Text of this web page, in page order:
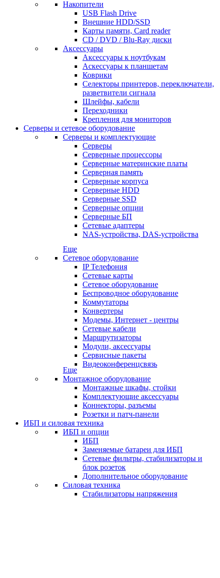
Накопители
USB Flash Drive
Внешние HDD/SSD
Карты памяти, Card reader
CD / DVD / Blu-Ray диски
Аксессуары
Аксессуары к ноутбукам
Аскессуары к планшетам
Коврики
Селекторы принтеров, переключатели,
разветвители сигнала
Шлейфы, кабели
Переходники
Крепления для мониторов
Серверы и сетевое оборудование
Серверы и комплектующие
Серверы
Серверные процессоры
Серверные материнские платы
Серверная память
Серверные корпуса
Серверные HDD
Серверные SSD
Серверные опции
Серверные БП
Сетевые адаптеры
NAS-устройства, DAS-устройства
Еще
Сетевое оборудование
IP Телефония
Сетевые карты
Сетевое оборудование
Беспроводное оборудование
Коммутаторы
Конвертеры
Модемы, Интернет - центры
Сетевые кабели
Маршрутизаторы
Модули, аксессуары
Сервисные пакеты
Видеоконференцсвязь
Еще
Монтажное оборудование
Монтажные шкафы, стойки
Комплектующие аксессуары
Коннекторы, разъемы
Розетки и патч-панели
ИБП и силовая техника
ИБП и опции
ИБП
Заменяемые батареи для ИБП
Сетевые фильтры, стабилизаторы и
блок розеток
Дополнительное оборудование
Силовая техника
Стабилизаторы напряжения